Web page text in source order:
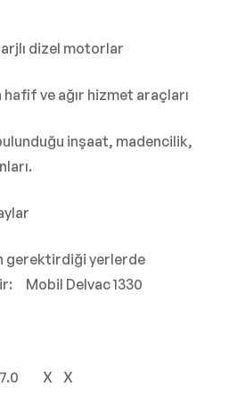
dizel motorlar
hafif ve ağır hizmet araçları
inşaat, madencilik,
gerektirdiği yerlerde
Mobil Delvac 1330
X X